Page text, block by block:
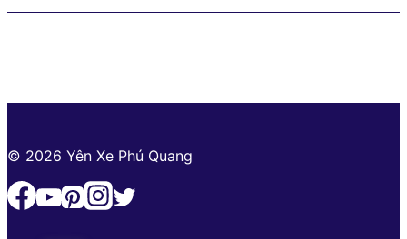
kiểu
© 2026 Yên Xe Phú Quang